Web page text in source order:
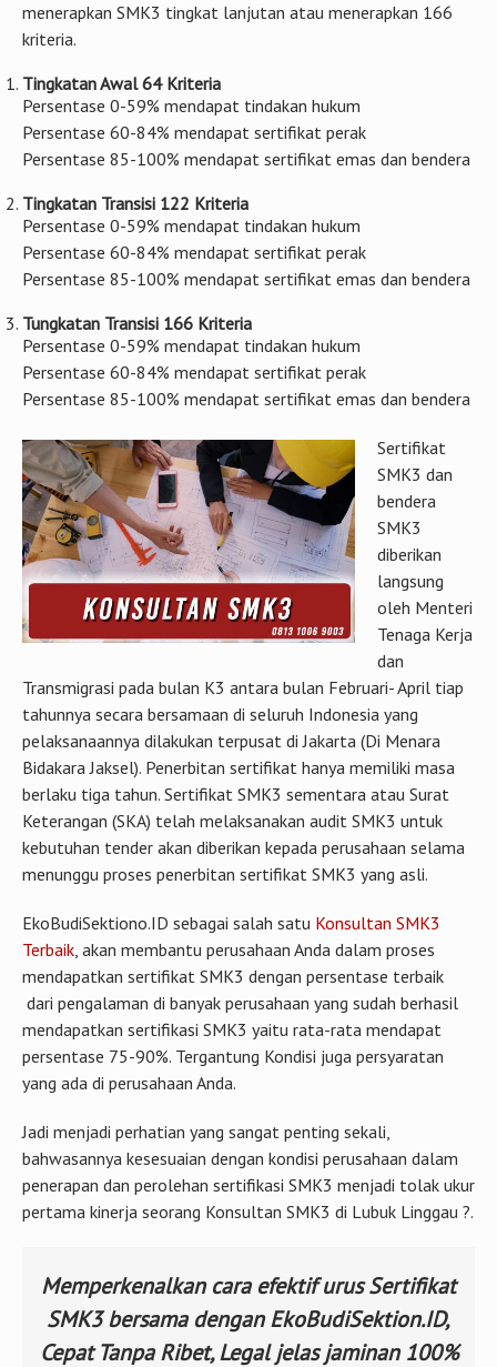
menerapkan SMK3 tingkat lanjutan atau menerapkan 166
kriteria.
Tingkatan Awal 64 Kriteria
Persentase 0-59% mendapat tindakan hukum
Persentase 60-84% mendapat sertifikat perak
Persentase 85-100% mendapat sertifikat emas dan bendera
Tingkatan Transisi 122 Kriteria
Persentase 0-59% mendapat tindakan hukum
Persentase 60-84% mendapat sertifikat perak
Persentase 85-100% mendapat sertifikat emas dan bendera
Tungkatan Transisi 166 Kriteria
Persentase 0-59% mendapat tindakan hukum
Persentase 60-84% mendapat sertifikat perak
Persentase 85-100% mendapat sertifikat emas dan bendera
Sertifikat
SMK3 dan
bendera
SMK3
diberikan
langsung
oleh Menteri
Tenaga Kerja
dan
Transmigrasi pada bulan K3 antara bulan Februari- April tiap
tahunnya secara bersamaan di seluruh Indonesia yang
pelaksanaannya dilakukan terpusat di Jakarta (Di Menara
Bidakara Jaksel). Penerbitan sertifikat hanya memiliki masa
berlaku tiga tahun. Sertifikat SMK3 sementara atau Surat
Keterangan (SKA) telah melaksanakan audit SMK3 untuk
kebutuhan tender akan diberikan kepada perusahaan selama
menunggu proses penerbitan sertifikat SMK3 yang asli.
EkoBudiSektiono.ID sebagai salah satu Konsultan SMK3
Terbaik, akan membantu perusahaan Anda dalam proses
mendapatkan sertifikat SMK3 dengan persentase terbaik
dari pengalaman di banyak perusahaan yang sudah berhasil
mendapatkan sertifikasi SMK3 yaitu rata-rata mendapat
persentase 75-90%. Tergantung Kondisi juga persyaratan
yang ada di perusahaan Anda.
Jadi menjadi perhatian yang sangat penting sekali,
bahwasannya kesesuaian dengan kondisi perusahaan dalam
penerapan dan perolehan sertifikasi SMK3 menjadi tolak ukur
pertama kinerja seorang Konsultan SMK3 di Lubuk Linggau ?.
Memperkenalkan cara efektif urus Sertifikat
SMK3 bersama dengan EkoBudiSektion.ID,
Cepat Tanpa Ribet, Legal jelas jaminan 100%